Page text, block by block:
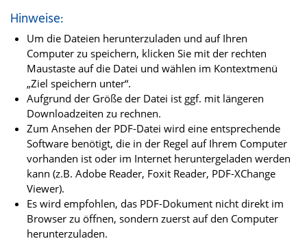
Hinweise:
Um die Dateien herunterzuladen und auf Ihren
Computer zu speichern, klicken Sie mit der rechten
Maustaste auf die Datei und wählen im Kontextmenü
„Ziel speichern unter“.
Aufgrund der Größe der Datei ist ggf. mit längeren
Downloadzeiten zu rechnen.
Zum Ansehen der PDF-Datei wird eine entsprechende
Software benötigt, die in der Regel auf Ihrem Computer
vorhanden ist oder im Internet heruntergeladen werden
kann (z.B. Adobe Reader, Foxit Reader, PDF-XChange
Viewer).
Es wird empfohlen, das PDF-Dokument nicht direkt im
Browser zu öffnen, sondern zuerst auf den Computer
herunterzuladen.